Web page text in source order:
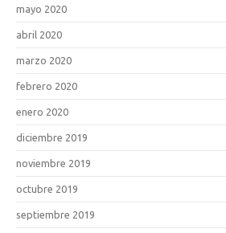
mayo 2020
abril 2020
marzo 2020
febrero 2020
enero 2020
diciembre 2019
noviembre 2019
octubre 2019
septiembre 2019